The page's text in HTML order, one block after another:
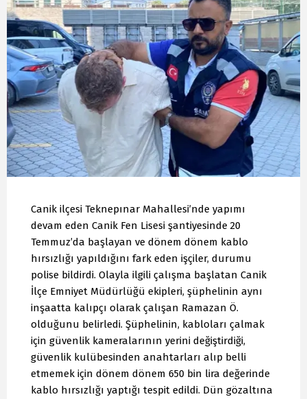
Canik ilçesi Teknepınar Mahallesi’nde yapımı
devam eden Canik Fen Lisesi şantiyesinde 20
Temmuz’da başlayan ve dönem dönem kablo
hırsızlığı yapıldığını fark eden işçiler, durumu
polise bildirdi. Olayla ilgili çalışma başlatan Canik
İlçe Emniyet Müdürlüğü ekipleri, şüphelinin aynı
inşaatta kalıpçı olarak çalışan Ramazan Ö.
olduğunu belirledi. Şüphelinin, kabloları çalmak
için güvenlik kameralarının yerini değiştirdiği,
güvenlik kulübesinden anahtarları alıp belli
etmemek için dönem dönem 650 bin lira değerinde
kablo hırsızlığı yaptığı tespit edildi. Dün gözaltına